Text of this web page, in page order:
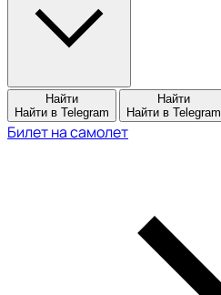
Найти
Найти в Telegram
Найти
Найти в Telegram
Билет на самолет